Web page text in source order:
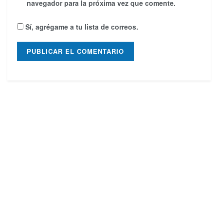
navegador para la próxima vez que comente.
Sí, agrégame a tu lista de correos.